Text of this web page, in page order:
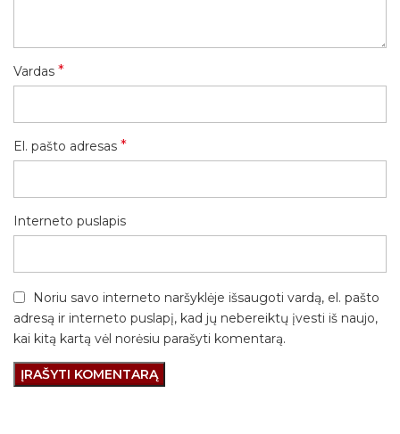
Vardas *
El. pašto adresas *
Interneto puslapis
Noriu savo interneto naršyklėje išsaugoti vardą, el. pašto
adresą ir interneto puslapį, kad jų nebereiktų įvesti iš naujo,
kai kitą kartą vėl norėsiu parašyti komentarą.